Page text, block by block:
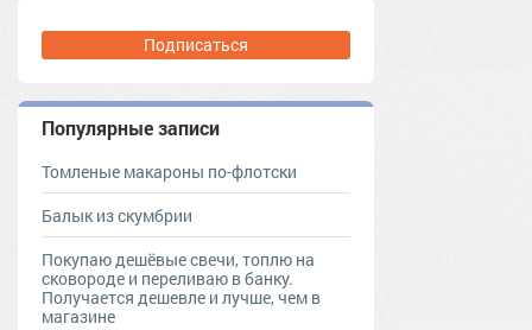
Подписаться
Популярные записи
Томленые макароны по-флотски
Балык из скумбрии
Покупаю дешёвые свечи, топлю на
сковороде и переливаю в банку.
Получается дешевле и лучше, чем в
магазине